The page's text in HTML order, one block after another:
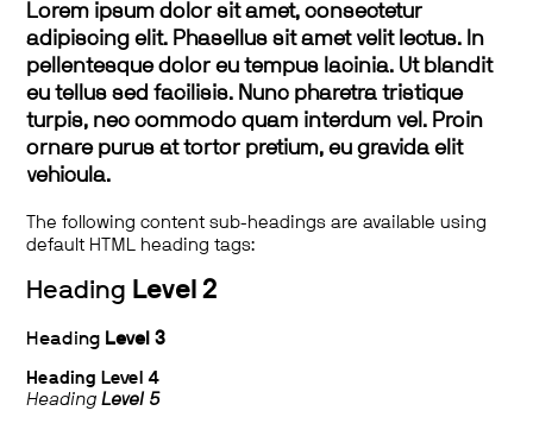
Lorem ipsum dolor sit amet, consectetur
adipiscing elit. Phasellus sit amet velit lectus. In
pellentesque dolor eu tempus lacinia. Ut blandit
eu tellus sed facilisis. Nunc pharetra tristique
turpis, nec commodo quam interdum vel. Proin
ornare purus at tortor pretium, eu gravida elit
vehicula.
The following content sub-headings are available using
default HTML heading tags:
Heading Level 2
Heading Level 3
Heading Level 4
HeadingLevel 5